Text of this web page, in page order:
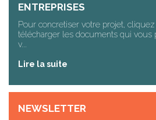
ENTREPRISES
Pour concretiser votre projet,
télécharger les documents qui vous
v...
Lire la suite
NEWSLETTER